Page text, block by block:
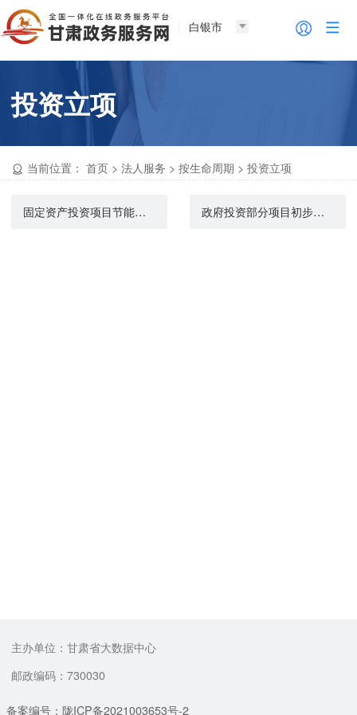
白银市
投资立项
当前位置： 首页 >法人服务 >按生命周期 >投资立项
固定资产投资项目节能审查 政府投资部分项目初步设计审批
主办单位：甘肃省大数据中心
邮政编码：730030
备案编号：陇ICP备2021003653号-2